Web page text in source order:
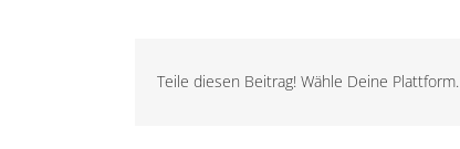
Teile diesen Beitrag! Wähle Deine Plattform.